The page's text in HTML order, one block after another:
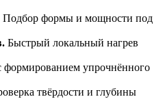
Подбор формы и мощности под
Быстрый локальный нагрев
формированием упрочнённого
твёрдости и глубины